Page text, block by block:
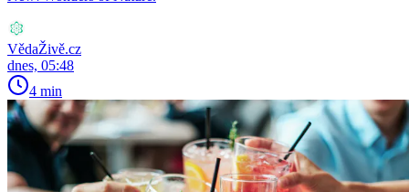
VědaŽivě.cz
dnes, 05:48
4 min